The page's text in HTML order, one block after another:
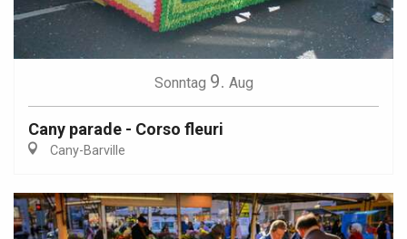
Sonntag 9. Aug
Cany parade - Corso fleuri
Cany-Barville